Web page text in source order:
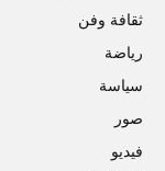
ثقافة وفن
رياضة
سیاسة
صور
فیديو